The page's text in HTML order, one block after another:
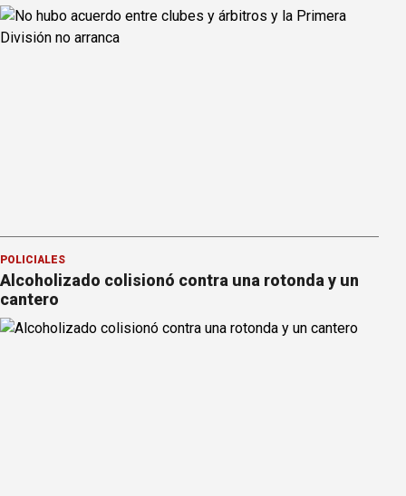
POLICIALES
Alcoholizado colisionó contra una rotonda y un
cantero